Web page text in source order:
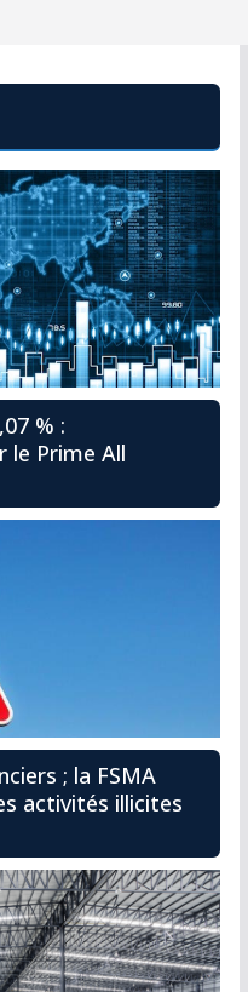
% :
le Prime All
; la FSMA
activités illicites